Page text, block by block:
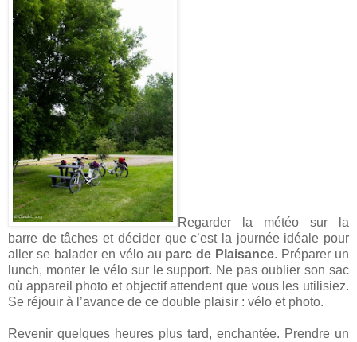
Regarder la météo sur la
barre de tâches et décider que c’est la journée idéale pour
aller se balader en vélo au parc de Plaisance. Préparer un
lunch, monter le vélo sur le support. Ne pas oublier son sac
où appareil photo et objectif attendent que vous les utilisiez.
Se réjouir à l’avance de ce double plaisir : vélo et photo.
Revenir quelques heures plus tard, enchantée. Prendre un